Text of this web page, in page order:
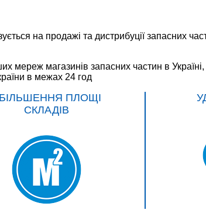
на продажі та дистрибуції запасних
магазинів запасних частин в Україні,
в межах 24 год
ПЛОЩІ
СКЛАДІВ